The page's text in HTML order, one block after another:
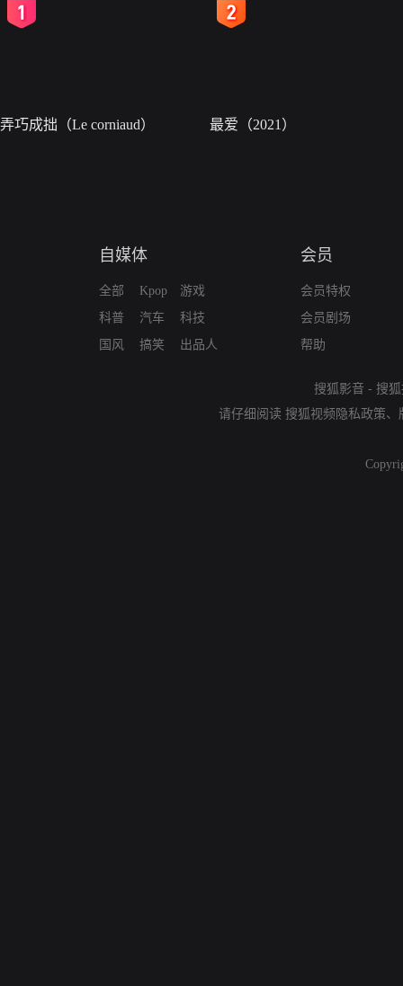
弄巧成拙（Le corniaud） 最爱（2021）
自媒体
全部
科普
国风
Kpop
汽车
搞笑
游戏
科技
出品人
会员
会员特权
会员剧场
帮助
搜狐影音 - 搜
请仔细阅读 搜狐视频隐私政策、